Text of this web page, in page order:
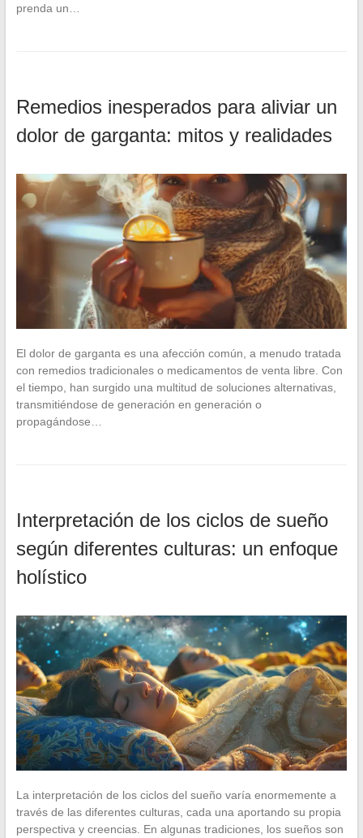
prenda un…
Remedios inesperados para aliviar un
dolor de garganta: mitos y realidades
El dolor de garganta es una afección común, a menudo tratada
con remedios tradicionales o medicamentos de venta libre. Con
el tiempo, han surgido una multitud de soluciones alternativas,
transmitiéndose de generación en generación o
propagándose…
Interpretación de los ciclos de sueño
según diferentes culturas: un enfoque
holístico
La interpretación de los ciclos del sueño varía enormemente a
través de las diferentes culturas, cada una aportando su propia
perspectiva y creencias. En algunas tradiciones, los sueños son